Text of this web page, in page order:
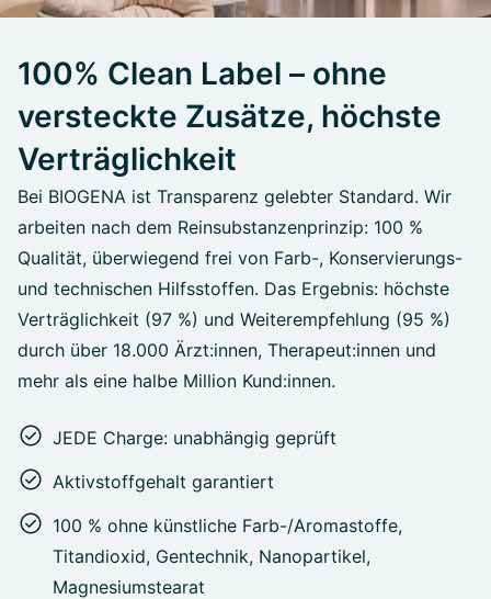
100% Clean Label – ohne
versteckte Zusätze, höchste
Verträglichkeit
Bei BIOGENA ist Transparenz gelebter Standard. Wir
arbeiten nach dem Reinsubstanzenprinzip: 100 %
Qualität, überwiegend frei von Farb-, Konservierungs-
und technischen Hilfsstoffen. Das Ergebnis: höchste
Verträglichkeit (97 %) und Weiterempfehlung (95 %)
durch über 18.000 Ärzt:innen, Therapeut:innen und
mehr als eine halbe Million Kund:innen.
JEDE Charge: unabhängig geprüft
Aktivstoffgehalt garantiert
100 % ohne künstliche Farb-/Aromastoffe,
Titandioxid, Gentechnik, Nanopartikel,
Magnesiumstearat